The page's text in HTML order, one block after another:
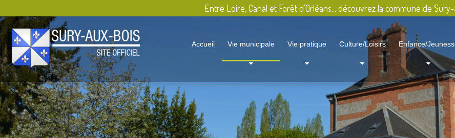
Entre Loire, Canal et Forêt d'Orléans... découvrez la commune de
Accueil Vie municipale Vie pratique Culture/Loisirs Enfance/